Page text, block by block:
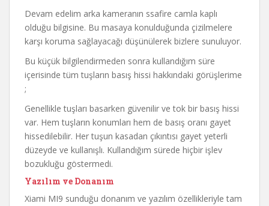
Devam edelim arka kameranın ssafire camla kaplı
olduğu bilgisine. Bu masaya konulduğunda çizilmelere
karşı koruma sağlayacağı düşünülerek bizlere sunuluyor.
Bu küçük bilgilendirmeden sonra kullandığım süre
içerisinde tüm tuşların basış hissi hakkındaki görüşlerime
;
Genellikle tuşları basarken güvenilir ve tok bir basış hissi
var. Hem tuşların konumları hem de basış oranı gayet
hissedilebilir. Her tuşun kasadan çıkıntısı gayet yeterli
düzeyde ve kullanışlı. Kullandığım sürede hiçbir işlev
bozukluğu göstermedi.
Yazılım ve Donanım
Xiami MI9 sunduğu donanım ve yazılım özellikleriyle tam